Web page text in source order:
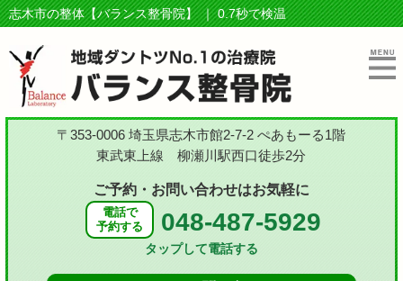
志木市の整体【バランス整骨院】 ｜ 0.7秒で検温
〒353-0006 埼玉県志木市館2-7-2 ぺあもーる1階
東武東上線 柳瀬川駅西口徒歩2分
ご予約・お問い合わせはお気軽に
電話で
予約する
048-487-5929
タップして電話する